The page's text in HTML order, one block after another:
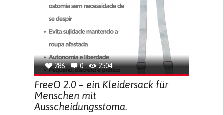
PREVENTING (VACCINATION, PROTECTION, FALLS,
CAREGIVING SUPPORT
GENERAL AND FAMILY MEDICINE
MOBILITY ISSUES
CAREGIVER SUPPORT
SOLUTIONS FOR DISABLED PEOPLE
INDIA
286 0 2504
FreeO 2.0 – ein Kleidersack für
Menschen mit
Ausscheidungsstoma.